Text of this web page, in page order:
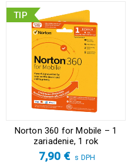
TIP
Norton 360 for Mobile – 1
zariadenie, 1 rok
7,90 € s DPH